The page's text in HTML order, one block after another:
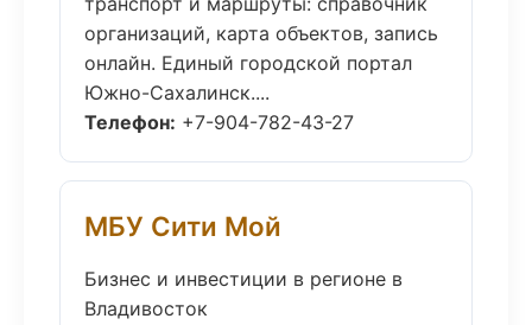
организаций, карта объектов, запись
онлайн. Единый городской портал
Южно-Сахалинск....
Телефон: +7-904-782-43-27
МБУ Сити Мой
Бизнес и инвестиции в регионе в
Владивосток